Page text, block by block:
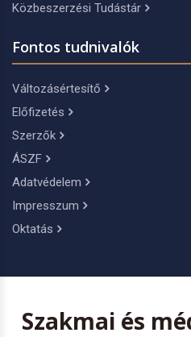
Közbeszerzési Tudástár
Fontos tudnivalók
Változásértesítő
Előfizetés
Szerzők
ÁSZF
Adatvédelem
Impresszum
Oktatás
Szakmai és